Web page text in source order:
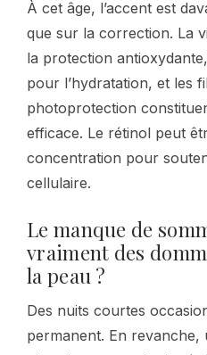
À cet âge, l’accent est
que sur la correction. La
la protection
pour l’hydratation, et les
photoprotection
efficace. Le rétinol peut
concentration pour
cellulaire.
Le manque de
vraiment des
la peau ?
Des nuits courtes
permanent. En revanche,